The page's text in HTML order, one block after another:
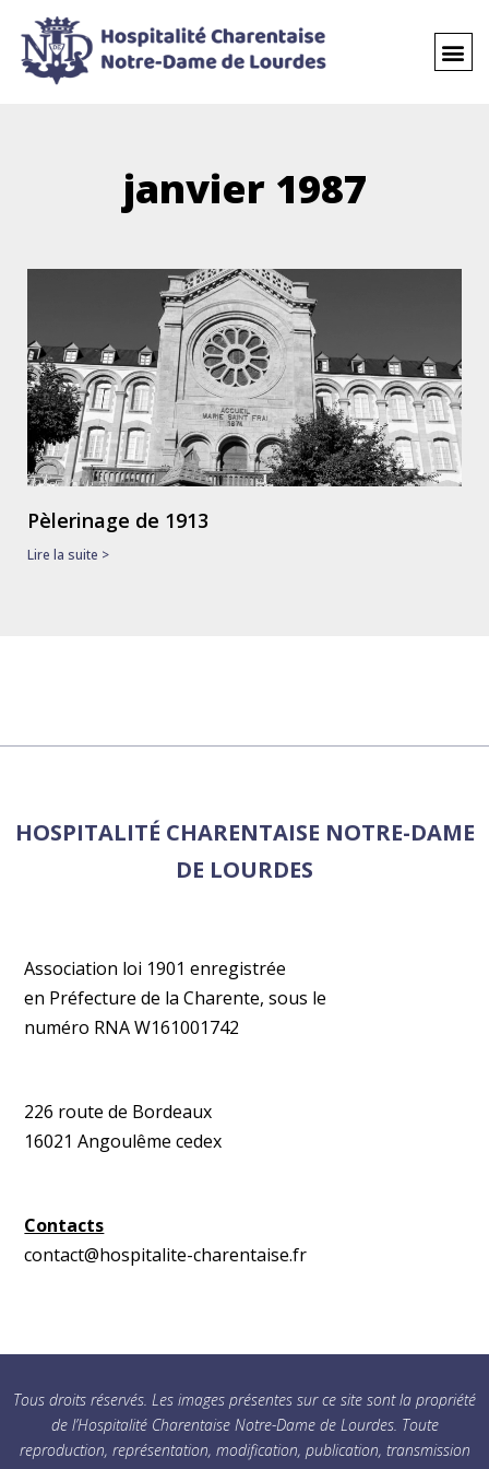
janvier 1987
Pèlerinage de 1913
Lire la suite >
HOSPITALITÉ CHARENTAISE NOTRE-DAME
DE LOURDES
Association loi 1901 enregistrée
en Préfecture de la Charente, sous le
numéro RNA W161001742
226 route de Bordeaux
16021 Angoulême cedex
Contacts
contact@hospitalite-charentaise.fr
Tous droits réservés. Les images présentes sur ce site sont la propriété
de l’Hospitalité Charentaise Notre-Dame de Lourdes. Toute
reproduction, représentation, modification, publication, transmission